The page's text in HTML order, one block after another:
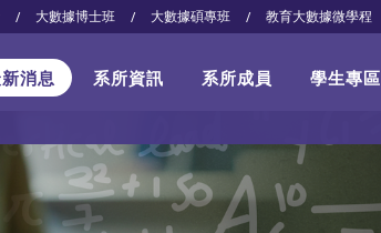
/ 大數據博士班 / 大數據碩專班 / 教育大數據微學程
消息 系所資訊 系所成員 學生專區